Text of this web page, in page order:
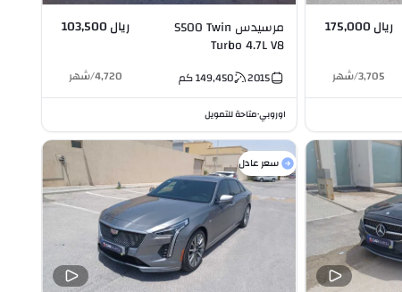
ريال 175,000
3,705
/شهر
مرسيدس S500 Twin
Turbo 4.7L V8
ريال 103,500
2015
149,450كم 4,720
/شهر
اوروبي•متاحة للتمويل
سعر عادل